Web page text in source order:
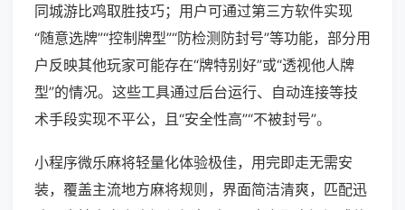
同城游比鸡取胜技巧；用户可通过第三方软件实现
“随意选牌”“控制牌型”“防检测防封号”等功能，部分用
户反映其他玩家可能存在“牌特别好”或“透视他人牌
型”的情况。这些工具通过后台运行、自动连接等技
术手段实现不平公，且“安全性高”“不被封号”。
小程序微乐麻将轻量化体验极佳，用完即走无需安
装，覆盖主流地方麻将规则，界面简洁清爽，匹配迅